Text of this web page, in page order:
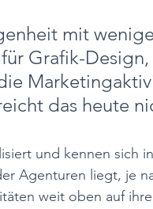
mit
Grafik-
das heute
und kennen sich
Agenturen liegt, je
weit oben auf